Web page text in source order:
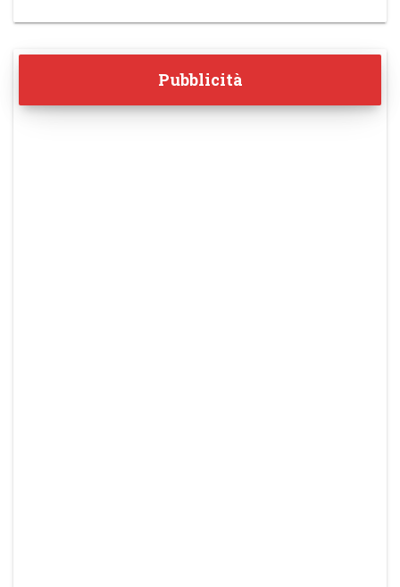
Pubblicità